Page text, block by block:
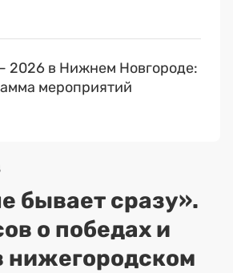
2026 в Нижнем Новгороде:
мероприятий
бывает сразу».
о победах и
нижегородском